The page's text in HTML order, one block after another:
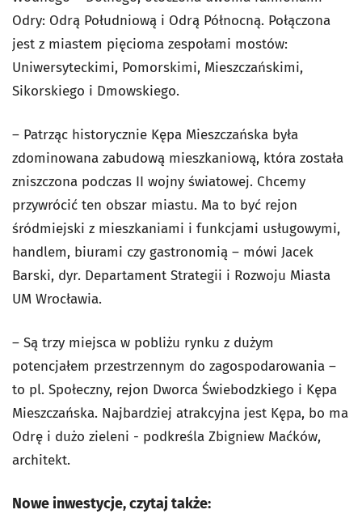
Odry: Odrą Południową i Odrą Północną. Połączona
jest z miastem pięcioma zespołami mostów:
Uniwersyteckimi, Pomorskimi, Mieszczańskimi,
Sikorskiego i Dmowskiego.
– Patrząc historycznie Kępa Mieszczańska była
zdominowana zabudową mieszkaniową, która została
zniszczona podczas II wojny światowej. Chcemy
przywrócić ten obszar miastu. Ma to być rejon
śródmiejski z mieszkaniami i funkcjami usługowymi,
handlem, biurami czy gastronomią – mówi Jacek
Barski, dyr. Departament Strategii i Rozwoju Miasta
UM Wrocławia.
– Są trzy miejsca w pobliżu rynku z dużym
potencjałem przestrzennym do zagospodarowania –
to pl. Społeczny, rejon Dworca Świebodzkiego i Kępa
Mieszczańska. Najbardziej atrakcyjna jest Kępa, bo ma
Odrę i dużo zieleni - podkreśla Zbigniew Maćków,
architekt.
Nowe inwestycje, czytaj także: